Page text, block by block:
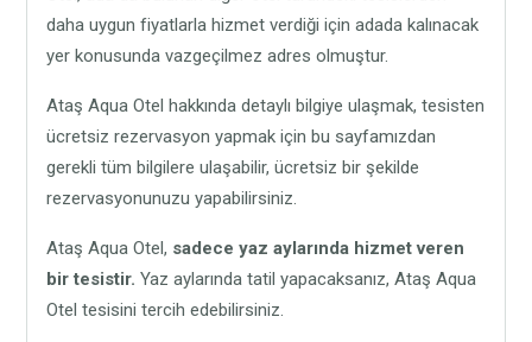
daha uygun fiyatlarla hizmet verdiği için adada kalınacak
yer konusunda vazgeçilmez adres olmuştur.
Ataş Aqua Otel hakkında detaylı bilgiye ulaşmak, tesisten
ücretsiz rezervasyon yapmak için bu sayfamızdan
gerekli tüm bilgilere ulaşabilir, ücretsiz bir şekilde
rezervasyonunuzu yapabilirsiniz.
Ataş Aqua Otel, sadece yaz aylarında hizmet veren
bir tesistir. Yaz aylarında tatil yapacaksanız, Ataş Aqua
Otel tesisini tercih edebilirsiniz.